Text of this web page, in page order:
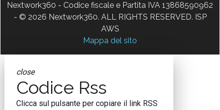
Nextwork360 - Codice fiscale e Partita IVA 13868590962
- © 2026 Nextwork360. ALL RIGHTS RESERVED. ISP
AWS
Mappa del sito
close
Codice Rss
Clicca sul pulsante per copiare il link RSS